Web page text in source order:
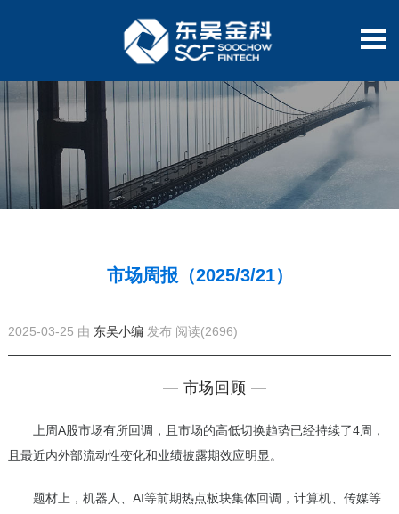
市场周报（2025/3/21）
2025-03-25 由 东吴小编 发布 阅读(2696)
— 市场回顾 —
上周A股市场有所回调，且市场的高低切换趋势已经持续了4周，
且最近内外部流动性变化和业绩披露期效应明显。
题材上，机器人、AI等前期热点板块集体回调，计算机、传媒等